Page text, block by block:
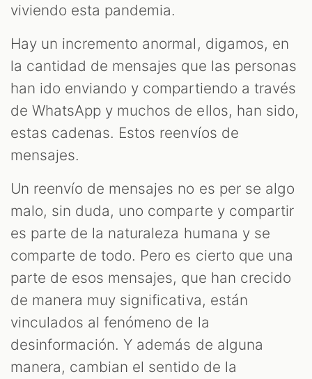
viviendo esta pandemia.
Hay un incremento anormal, digamos, en
la cantidad de mensajes que las personas
han ido enviando y compartiendo a través
de WhatsApp y muchos de ellos, han sido,
estas cadenas. Estos reenvíos de
mensajes.
Un reenvío de mensajes no es per se algo
malo, sin duda, uno comparte y compartir
es parte de la naturaleza humana y se
comparte de todo. Pero es cierto que una
parte de esos mensajes, que han crecido
de manera muy significativa, están
vinculados al fenómeno de la
desinformación. Y además de alguna
manera, cambian el sentido de la